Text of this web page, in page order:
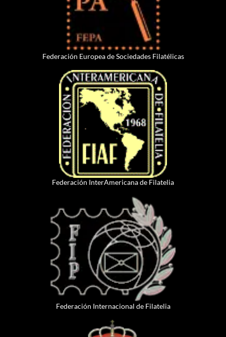
Federación Europea de Sociedades Filatélicas
Federación InterAmericana de Filatelia
Federación Internacional de Filatelia